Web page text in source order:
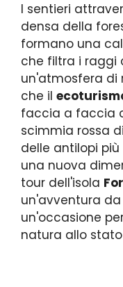
I sentieri
densa della
formano una
che filtra i raggi
un'atmosfera di
che il
faccia a faccia
scimmia rossa
delle antilopi
una nuova
tour dell'isola
un'avventura
un'occasione
natura allo